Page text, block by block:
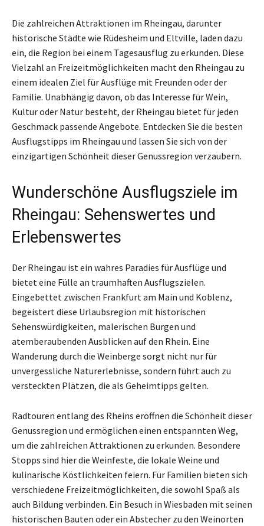
Die zahlreichen Attraktionen im Rheingau, darunter
historische Städte wie Rüdesheim und Eltville, laden dazu
ein, die Region bei einem Tagesausflug zu erkunden. Diese
Vielzahl an Freizeitmöglichkeiten macht den Rheingau zu
einem idealen Ziel für Ausflüge mit Freunden oder der
Familie. Unabhängig davon, ob das Interesse für Wein,
Kultur oder Natur besteht, der Rheingau bietet für jeden
Geschmack passende Angebote. Entdecken Sie die besten
Ausflugstipps im Rheingau und lassen Sie sich von der
einzigartigen Schönheit dieser Genussregion verzaubern.
Wunderschöne Ausflugsziele im
Rheingau: Sehenswertes und
Erlebenswertes
Der Rheingau ist ein wahres Paradies für Ausflüge und
bietet eine Fülle an traumhaften Ausflugszielen.
Eingebettet zwischen Frankfurt am Main und Koblenz,
begeistert diese Urlaubsregion mit historischen
Sehenswürdigkeiten, malerischen Burgen und
atemberaubenden Ausblicken auf den Rhein. Eine
Wanderung durch die Weinberge sorgt nicht nur für
unvergessliche Naturerlebnisse, sondern führt auch zu
versteckten Plätzen, die als Geheimtipps gelten.
Radtouren entlang des Rheins eröffnen die Schönheit dieser
Genussregion und ermöglichen einen entspannten Weg,
um die zahlreichen Attraktionen zu erkunden. Besondere
Stopps sind hier die Weinfeste, die lokale Weine und
kulinarische Köstlichkeiten feiern. Für Familien bieten sich
verschiedene Freizeitmöglichkeiten, die sowohl Spaß als
auch Bildung verbinden. Ein Besuch in Wiesbaden mit seinen
historischen Bauten oder ein Abstecher zu den Weinorten